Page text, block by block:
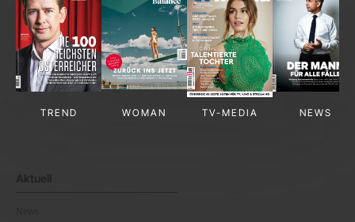
TREND WOMAN TV-MEDIA NEWS